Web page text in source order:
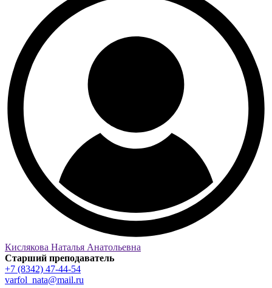
Кислякова Наталья Анатольевна
Старший преподаватель
+7 (8342) 47-44-54
varfol_nata@mail.ru